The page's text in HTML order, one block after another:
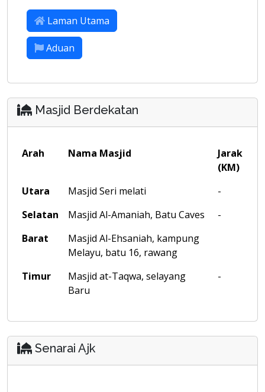
Laman Utama
Aduan
Masjid Berdekatan
Arah Nama Masjid
Jarak
(KM)
Utara
Masjid Seri melati
-
Selatan
Masjid Al-Amaniah, Batu Caves
-
Barat
Masjid Al-Ehsaniah, kampung
Melayu, batu 16, rawang
Timur
Masjid at-Taqwa, selayang
Baru
-
Senarai Ajk